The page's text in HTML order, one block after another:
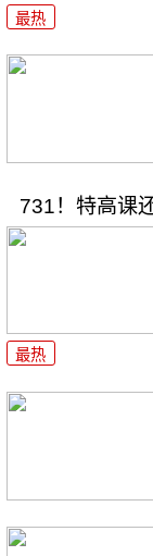
最热
731！特高课
最热